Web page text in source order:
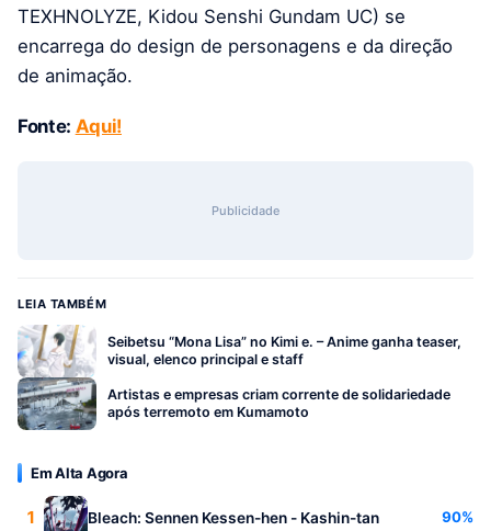
TEXHNOLYZE, Kidou Senshi Gundam UC) se
encarrega do design de personagens e da direção
de animação.
Fonte: Aqui!
Publicidade
LEIA TAMBÉM
Seibetsu “Mona Lisa” no Kimi e. – Anime ganha teaser,
visual, elenco principal e staff
Artistas e empresas criam corrente de solidariedade
após terremoto em Kumamoto
Em Alta Agora
1 Bleach: Sennen Kessen-hen - Kashin-tan 90%